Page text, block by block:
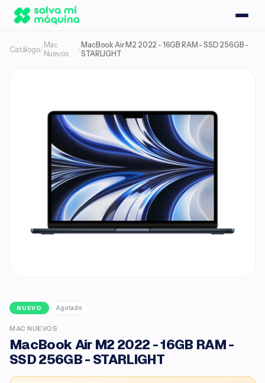
Catálogo/ Mac
Nuevos
/MacBook Air M2 2022 - 16GB RAM - SSD 256GB -
STARLIGHT
NUEVO Agotado
MAC NUEVOS
MacBook Air M2 2022 - 16GB RAM -
SSD 256GB - STARLIGHT